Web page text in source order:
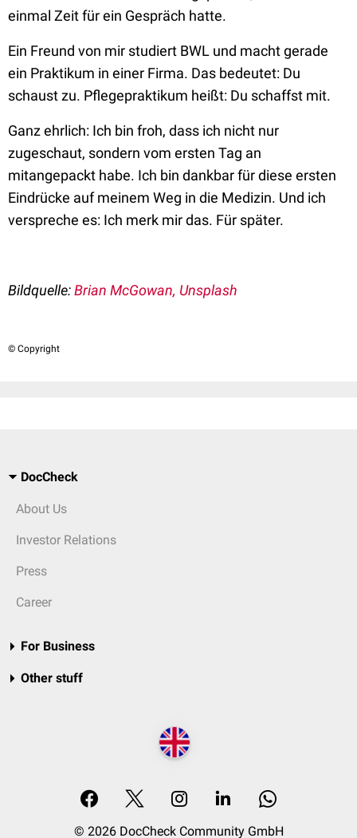
einmal Zeit für ein Gespräch hatte.
Ein Freund von mir studiert BWL und macht gerade
ein Praktikum in einer Firma. Das bedeutet: Du
schaust zu. Pflegepraktikum heißt: Du schaffst mit.
Ganz ehrlich: Ich bin froh, dass ich nicht nur
zugeschaut, sondern vom ersten Tag an
mitangepackt habe. Ich bin dankbar für diese ersten
Eindrücke auf meinem Weg in die Medizin. Und ich
verspreche es: Ich merk mir das. Für später.
Bildquelle:Brian McGowan, Unsplash
© Copyright
DocCheck
About Us
Investor Relations
Press
Career
For Business
Other stuff
© 2026 DocCheck Community GmbH